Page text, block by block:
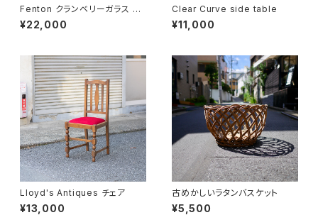
Fenton クランベリーガラス ピ
ッチャー
¥22,000
Clear Curve side table
¥11,000
Lloyd's Antiques チェア
¥13,000
古めかしいラタンバスケット
¥5,500